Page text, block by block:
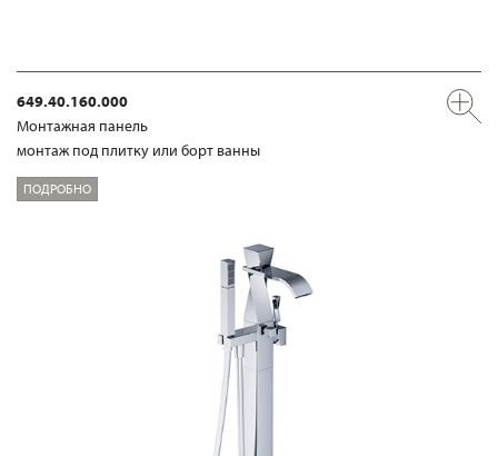
649.40.160.000
Mонтажная панель
монтаж под плитку или борт ванны
ПОДРОБНО